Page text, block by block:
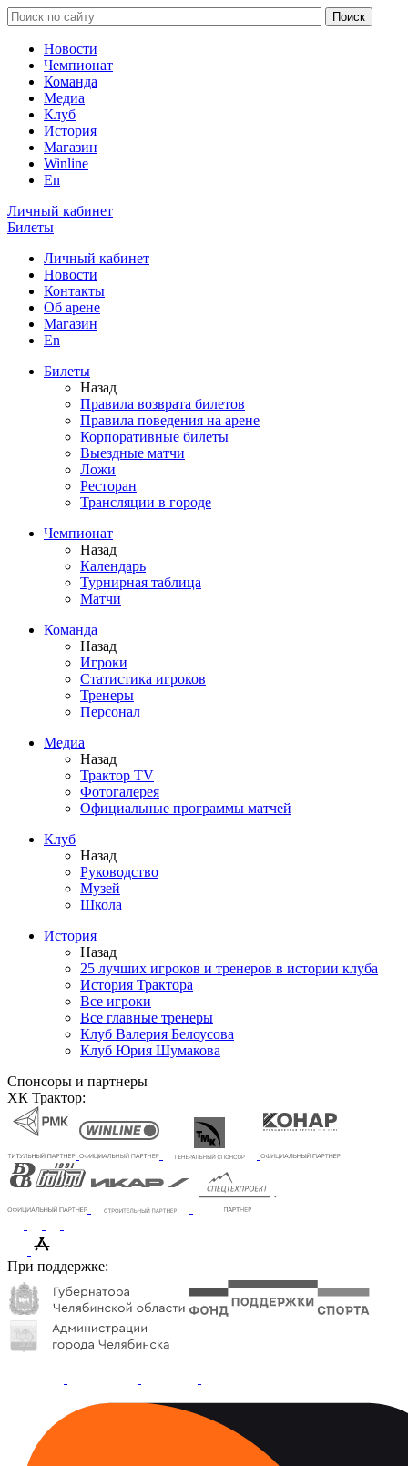
Новости
Чемпионат
Команда
Медиа
Клуб
История
Магазин
Winline
En
Личный кабинет
Билеты
Личный кабинет
Новости
Контакты
Об арене
Магазин
En
Билеты
Назад
Правила возврата билетов
Правила поведения на арене
Корпоративные билеты
Выездные матчи
Ложи
Ресторан
Трансляции в городе
Чемпионат
Назад
Календарь
Турнирная таблица
Матчи
Команда
Назад
Игроки
Статистика игроков
Тренеры
Персонал
Медиа
Назад
Трактор TV
Фотогалерея
Официальные программы матчей
Клуб
Назад
Руководство
Музей
Школа
История
Назад
25 лучших игроков и тренеров в истории клуба
История Трактора
Все игроки
Все главные тренеры
Клуб Валерия Белоусова
Клуб Юрия Шумакова
Спонсоры и партнеры
ХК Трактор:
При поддержке: